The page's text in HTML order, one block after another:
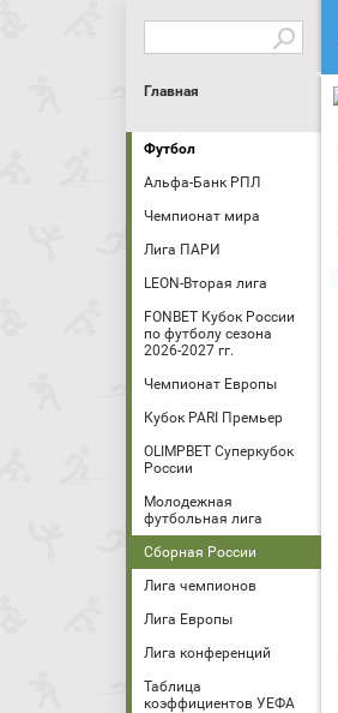
Главная
Футбол
Альфа-Банк РПЛ
Чемпионат мира
Лига ПАРИ
LEON-Вторая лига
FONBET Кубок России
по футболу сезона
2026-2027 гг.
Чемпионат Европы
Кубок PARI Премьер
OLIMPBET Суперкубок
России
Молодежная
футбольная лига
Сборная России
Лига чемпионов
Лига Европы
Лига конференций
Таблица
коэффициентов УЕФА